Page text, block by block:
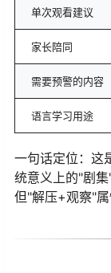
单次观看建议
家长陪同
需要预警的内容
语言学习用途
一句话定位：这
统意义上的"剧
但"解压+观察"属